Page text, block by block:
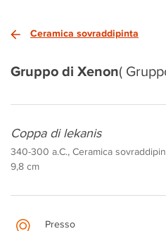
Ceramica sovraddipinta
Gruppo di Xenon(
Coppa di lekanis
340-300 a.C., Ceramica
9,8 cm
Presso